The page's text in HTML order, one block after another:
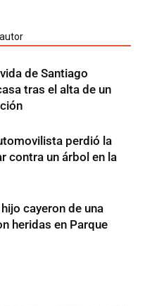
de Santiago
tras el alta de un
perdió la
contra un árbol en la
cayeron de una
heridas en Parque